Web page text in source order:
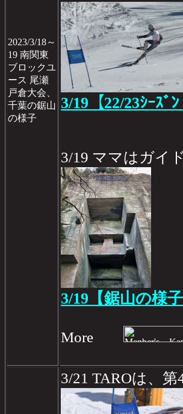
2023/3/18～
19 南関東
ブロックユ
ース 尾瀬
戸倉大会、
千葉の鋸山
の様子
3/19【22/23ｼｰｽﾞ
3/19 ママはガイ
3/19【鋸山の様子
More
3/21 TAROは、